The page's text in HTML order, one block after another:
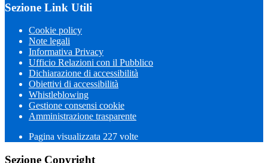
Sezione Link Utili
Cookie policy
Note legali
Informativa Privacy
Ufficio Relazioni con il Pubblico
Dichiarazione di accessibilità
Obiettivi di accessibilità
Whistleblowing
Gestione consensi cookie
Amministrazione trasparente
Pagina visualizzata 227 volte
Sezione Copyright